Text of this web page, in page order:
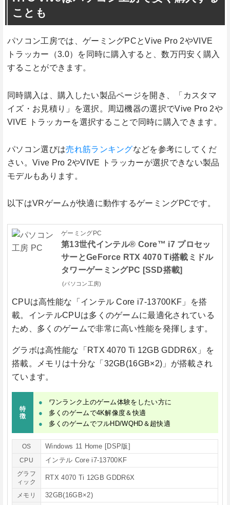
ことも
パソコン工房では、ゲーミングPCとVive Pro 2やVIVE
トラッカー（3.0）を同時に購入すると、数万円安く購入
することができます。
同時購入は、購入したい製品ページを開き、「カスタマ
イズ・お見積り」を選択。周辺機器の選択でVive Pro 2や
VIVE トラッカーを選択することで同時に購入できます。
パソコン選びは売れ筋ランキングなどを参考にしてくだ
さい。Vive Pro 2やVIVE トラッカーが選択できない製品
モデルもあります。
以下はVRゲームが快適に動作するゲーミングPCです。
ゲーミングPC
第13世代インテル® Core™ i7 プロセッ
サーとGeForce RTX 4070 Ti搭載ミドル
タワーゲーミングPC [SSD搭載]
(パソコン工房)
CPUは高性能な 「インテル Core i7-13700KF」
を搭
載。インテルCPUは多くのゲームに最適化されている
ため、多くのゲームで非常に高い性能を発揮します。
グラボは高性能な 「RTX 4070 Ti 12GB GDDR6X」
を
搭載。メモリは十分な 「32GB(16GB×2)」 が搭載され
ています。
特
徴
ワンランク上のゲーム体験をしたい方に
多くのゲームで4K解像度＆快適
多くのゲームでフルHD/WQHD＆超快適
OS Windows 11 Home [DSP版]
CPU インテル Core i7-13700KF
グラフ
ィック
RTX 4070 Ti 12GB GDDR6X
メモリ 32GB(16GB×2)